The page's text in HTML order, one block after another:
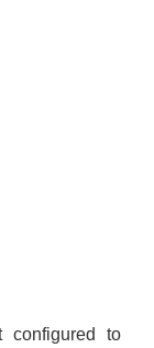
configured to